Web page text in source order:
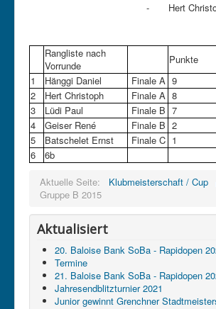
-
Hert
Rangliste nach
Vorrunde
Punkte
1
Hänggi Daniel Finale A 9
2
Hert Christoph Finale A 8
3
Lüdi Paul Finale B 7
4
Geiser René Finale B 2
5
Batschelet Ernst Finale C 1
6
6b
Aktuelle Seite:
Klubmeisterschaft / Cup
Gruppe B 2015
Aktualisiert
20. Baloise Bank SoBa - Rapidopen
Termine
21. Baloise Bank SoBa - Rapidopen
Jahresendblitzturnier 2021
Junior gewinnt Grenchner